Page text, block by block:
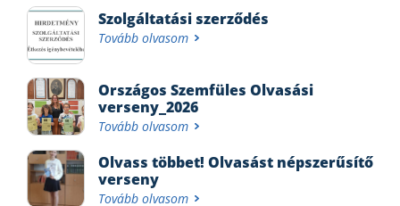
Szolgáltatási szerződés
Tovább olvasom
Országos Szemfüles Olvasási
verseny_2026
Tovább olvasom
Olvass többet! Olvasást népszerűsítő
verseny
Tovább olvasom